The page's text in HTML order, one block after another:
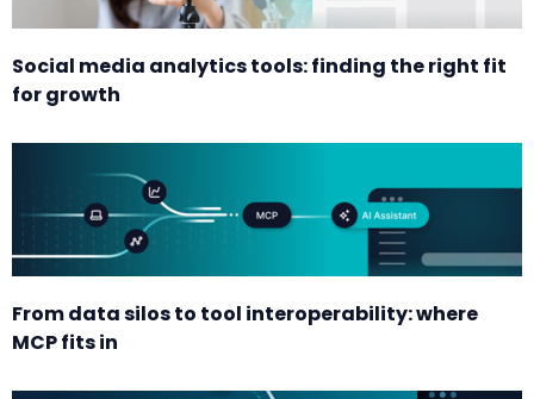
Social media analytics tools: finding the right fit
for growth
From data silos to tool interoperability: where
MCP fits in